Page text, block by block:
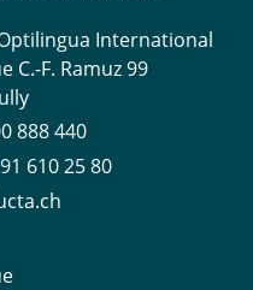
International
C.-F. Ramuz 99
888 440
610 25 80